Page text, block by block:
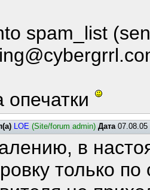
spam_list
опечатки
LOE (Site/forum admin) Дата07.08.05
в
только